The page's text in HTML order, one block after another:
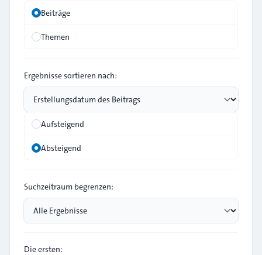
Beiträge
Themen
Ergebnisse sortieren nach:
Aufsteigend
Absteigend
Suchzeitraum begrenzen:
Die ersten: